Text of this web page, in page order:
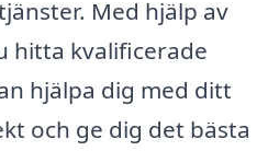
Med hjälp av
hitta kvalificerade
hjälpa dig med ditt
och ge dig det bästa